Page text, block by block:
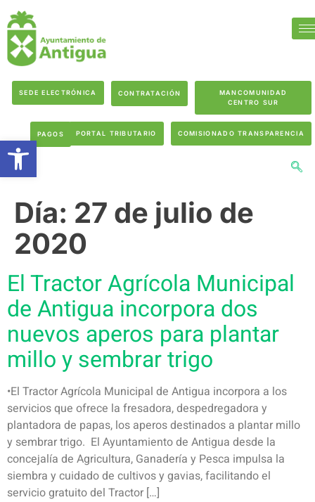
SEDE ELECTRÓNICA CONTRATACIÓN
MANCOMUNIDAD
CENTRO SUR
PAGOS PORTAL TRIBUTARIO COMISIONADO TRANSPARENCIA
Día: 27 de julio de
2020
El Tractor Agrícola Municipal
de Antigua incorpora dos
nuevos aperos para plantar
millo y sembrar trigo
•El Tractor Agrícola Municipal de Antigua incorpora a los
servicios que ofrece la fresadora, despedregadora y
plantadora de papas, los aperos destinados a plantar millo
y sembrar trigo. El Ayuntamiento de Antigua desde la
concejalía de Agricultura, Ganadería y Pesca impulsa la
siembra y cuidado de cultivos y gavias, facilitando el
servicio gratuito del Tractor […]
Abrir barra de herramientas